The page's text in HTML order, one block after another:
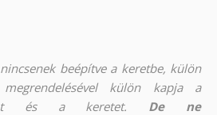
beépítve a keretbe, külön
külön kapja a
és a keretet.
De ne